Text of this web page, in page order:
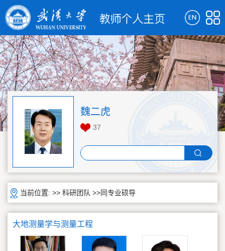
魏二虎
37
当前位置: >> 科研团队 >>同专业硕导
大地测量学与测量工程